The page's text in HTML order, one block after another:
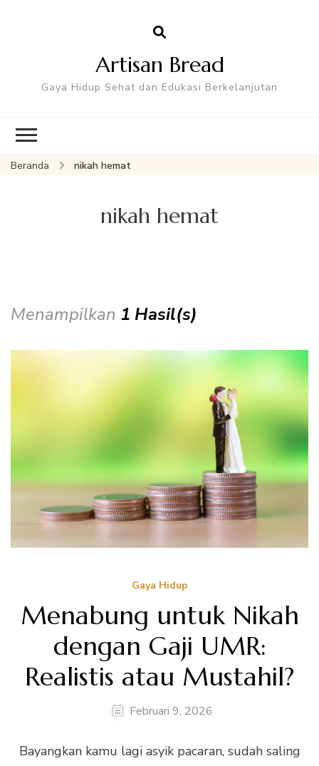
Artisan Bread
Gaya Hidup Sehat dan Edukasi Berkelanjutan
Beranda nikah hemat
nikah hemat
Menampilkan 1 Hasil(s)
Gaya Hidup
Menabung untuk Nikah
dengan Gaji UMR:
Realistis atau Mustahil?
Februari 9, 2026
Bayangkan kamu lagi asyik pacaran, sudah saling